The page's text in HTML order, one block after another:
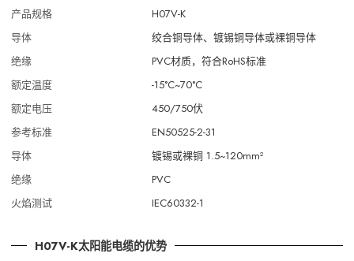
产品规格
H07V-K
导体
绞合铜导体、镀锡铜导体或裸铜导体
绝缘
PVC材质，符合RoHS标准
额定温度
-15°C~70°C
额定电压
450/750伏
参考标准
EN50525-2-31
导体
镀锡或裸铜 1.5~120mm²
绝缘
PVC
火焰测试
IEC60332-1
H07V-K太阳能电缆的优势